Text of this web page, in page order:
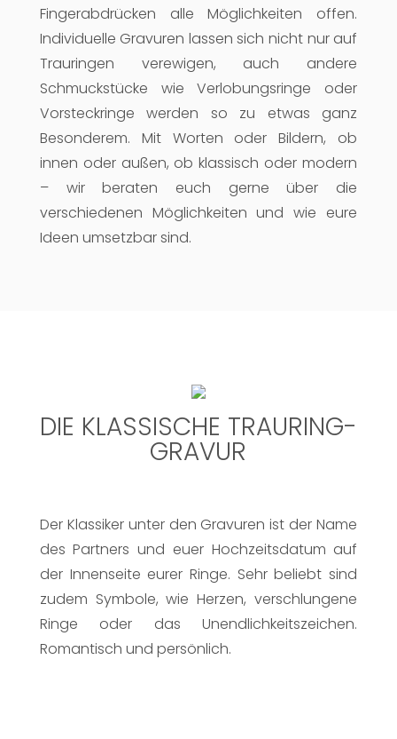
Fingerabdrücken alle Möglichkeiten offen.
Individuelle Gravuren lassen sich nicht nur auf
Trauringen verewigen, auch andere
Schmuckstücke wie Verlobungsringe oder
Vorsteckringe werden so zu etwas ganz
Besonderem. Mit Worten oder Bildern, ob
innen oder außen, ob klassisch oder modern
– wir beraten euch gerne über die
verschiedenen Möglichkeiten und wie eure
Ideen umsetzbar sind.
DIE KLASSISCHE TRAURING-
GRAVUR
Der Klassiker unter den Gravuren ist der Name
des Partners und euer Hochzeitsdatum auf
der Innenseite eurer Ringe. Sehr beliebt sind
zudem Symbole, wie Herzen, verschlungene
Ringe oder das Unendlichkeitszeichen.
Romantisch und persönlich.